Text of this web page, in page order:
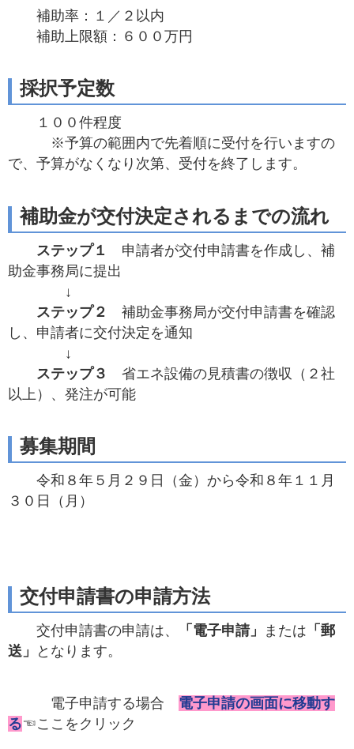
補助率：１／２以内
補助上限額：６００万円
採択予定数
１００件程度
※予算の範囲内で先着順に受付を行いますの
で、予算がなくなり次第、受付を終了します。
補助金が交付決定されるまでの流れ
ステップ１
申請者が交付申請書を作成し、補
助金事務局に提出
↓
ステップ２
補助金事務局が交付申請書を確認
し、申請者に交付決定を通知
↓
ステップ３
省エネ設備の見積書の徴収（２社
以上）、発注が可能
募集期間
令和８年５月２９日（金）から令和８年１１月
３０日（月）
交付申請書の申請方法
交付申請書の申請は、 「電子申請」 または 「郵
送」
となります。
電子申請する場合 電子申請の画面に移動す
る☜ここをクリック